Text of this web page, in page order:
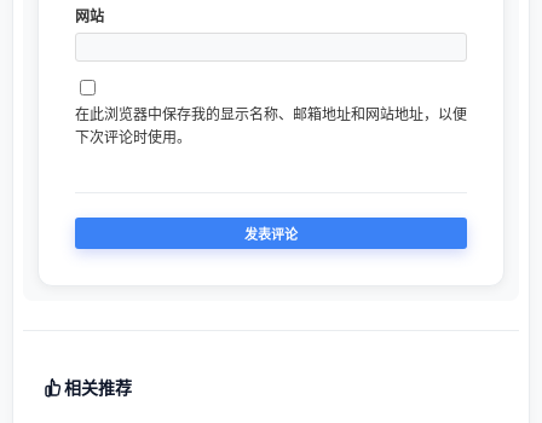
网站
在此浏览器中保存我的显示名称、邮箱地址和网站地址，以便
下次评论时使用。
相关推荐